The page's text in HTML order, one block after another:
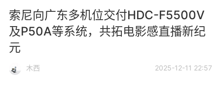
索尼向广东多机位交付HDC-F5500V
及P50A等系统，共拓电影感直播新纪
元​
木西 2025-12-11 22:57